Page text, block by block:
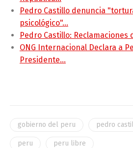
Pedro Castillo denuncia
psicológico"…
Pedro Castillo: Reclamaciones
ONG Internacional Declara a
Presidente…
gobierno del peru pedro
peru peru libre